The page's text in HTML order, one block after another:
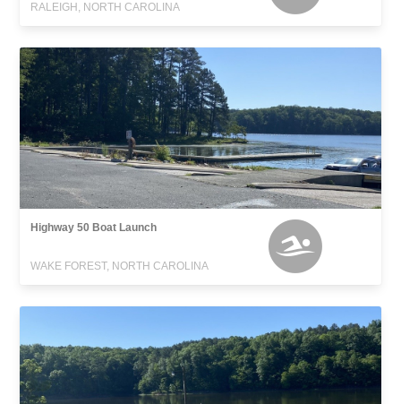
RALEIGH, NORTH CAROLINA
Highway 50 Boat Launch
WAKE FOREST, NORTH CAROLINA